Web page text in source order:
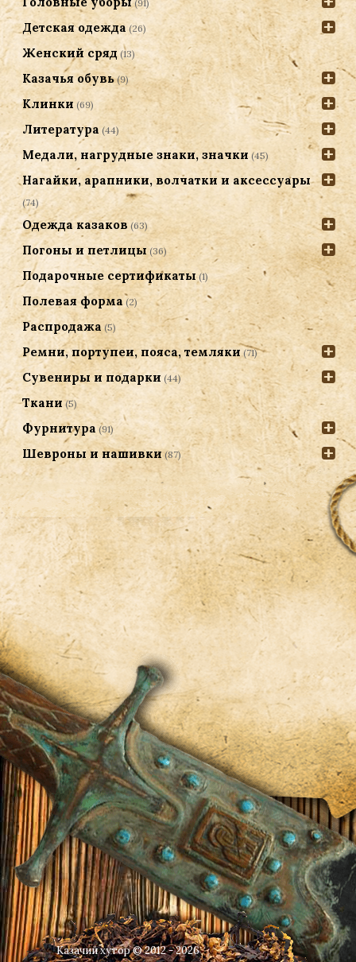
(91)
Детская одежда (26)
Женский сряд (13)
Казачья обувь (9)
Клинки (69)
Литература (44)
Медали, нагрудные знаки, значки (45)
Нагайки, арапники, волчатки и аксессуары
(74)
Одежда казаков (63)
Погоны и петлицы (36)
Подарочные сертификаты (1)
Полевая форма (2)
Распродажа (5)
Ремни, портупеи, пояса, темляки (71)
Сувениры и подарки (44)
Ткани (5)
Фурнитура (91)
Шевроны и нашивки (87)
Казачий хутор © 2012 - 2026